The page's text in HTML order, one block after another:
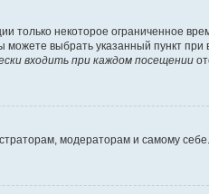
только некоторое ограниченное
можете выбрать указанный пункт
входить при каждом посещении
модераторам и самому